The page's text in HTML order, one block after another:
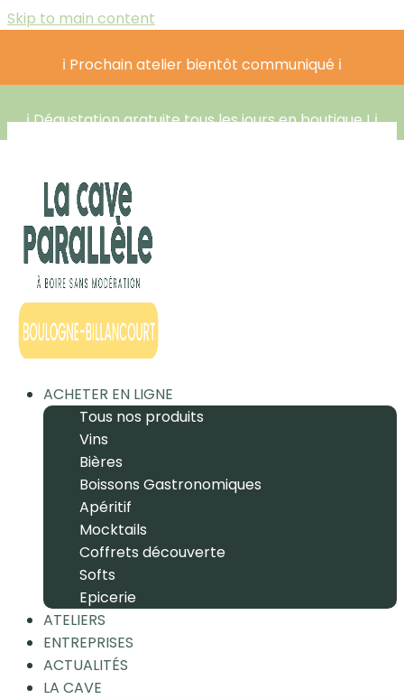
Skip to main content
ℹ️ Prochain atelier bientôt communiqué ℹ️
ℹ️ Dégustation gratuite tous les jours en boutique ! ℹ️
ACHETER EN LIGNE
Tous nos produits
Vins
Bières
Boissons Gastronomiques
Apéritif
Mocktails
Coffrets découverte
Softs
Epicerie
ATELIERS
ENTREPRISES
ACTUALITÉS
LA CAVE